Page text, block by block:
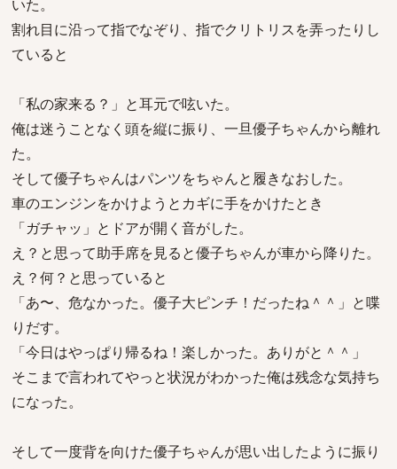
いた。
割れ目に沿って指でなぞり、指でクリトリスを弄ったりし
ていると
「私の家来る？」と耳元で呟いた。
俺は迷うことなく頭を縦に振り、一旦優子ちゃんから離れ
た。
そして優子ちゃんはパンツをちゃんと履きなおした。
車のエンジンをかけようとカギに手をかけたとき
「ガチャッ」とドアが開く音がした。
え？と思って助手席を見ると優子ちゃんが車から降りた。
え？何？と思っていると
「あ〜、危なかった。優子大ピンチ！だったね＾＾」と喋
りだす。
「今日はやっぱり帰るね！楽しかった。ありがと＾＾」
そこまで言われてやっと状況がわかった俺は残念な気持ち
になった。
そして一度背を向けた優子ちゃんが思い出したように振り